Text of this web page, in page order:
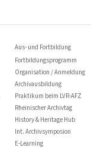
Aus- und Fortbildung
Fortbildungsprogramm
Organisation / Anmeldung
Archivausbildung
Praktikum beim LVR-AFZ
Rheinischer Archivtag
History & Heritage Hub
Int. Archivsymposion
E-Learning